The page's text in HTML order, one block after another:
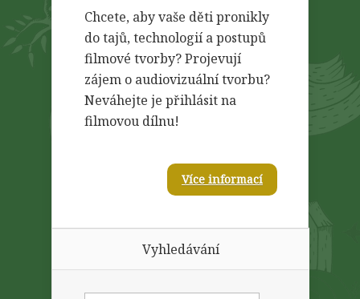
Chcete, aby vaše děti pronikly
do tajů, technologií a postupů
filmové tvorby? Projevují
zájem o audiovizuální tvorbu?
Neváhejte je přihlásit na
filmovou dílnu!
Více informací
Vyhledávání